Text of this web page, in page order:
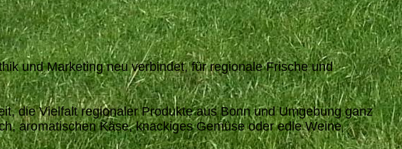
und Marketing neu verbindet, für regionale Frische und
die Vielfalt regionaler Produkte aus Bonn und Umgebung ganz
aromatischen Käse, knackiges Gemüse oder edle Weine